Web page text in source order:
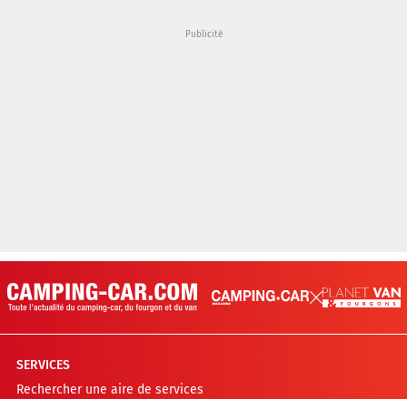
SERVICES
Rechercher une aire de services